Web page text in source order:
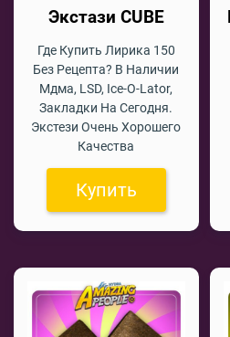
Экстази CUBE
Где Купить Лирика 150
Без Рецепта? В Наличии
Мдма, LSD, Ice-O-Lator,
Закладки На Сегодня.
Экстези Очень Хорошего
Качества
Купить